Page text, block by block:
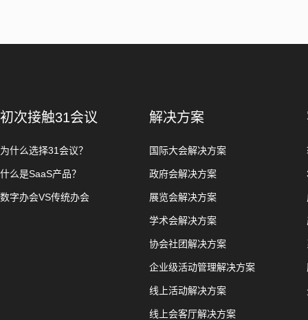
初次接触31会议
为什么选择31会议？
什么是SaaS产品？
数字办会VS传统办会
解决方案
国际大会解决方案
政府会解决方案
展览会解决方案
学术会解决方案
协会社团解决方案
企业级活动管理解决方案
线上活动解决方案
线上会客厅解决方案